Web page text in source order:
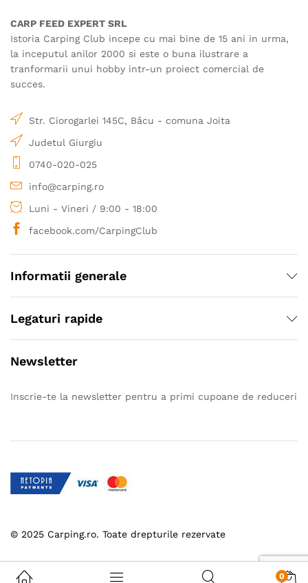
CARP FEED EXPERT SRL
Istoria Carping Club incepe cu mai bine de 15 ani in urma,
la inceputul anilor 2000 si este o buna ilustrare a
tranformarii unui hobby intr-un proiect comercial de
succes.
Str. Ciorogarlei 145C, Bâcu - comuna Joita
Judetul Giurgiu
0740-020-025
info@carping.ro
Luni - Vineri / 9:00 - 18:00
facebook.com/CarpingClub
Informatii generale
Legaturi rapide
Newsletter
Inscrie-te la newsletter pentru a primi cupoane de reduceri
© 2025 Carping.ro. Toate drepturile rezervate
0